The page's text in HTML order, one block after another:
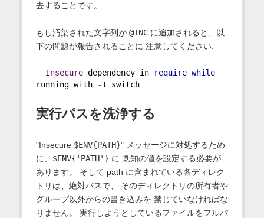
去することです。
もし汚染された文字列が @INCに追加されると、以
下の問題が報告されることに 注意してください:
Insecure dependency in require while
running with
-T switch
実行パスを洗浄する
"Insecure $ENV{PATH}" メッセージに対処するため
に、 $ENV{'PATH'} に 既知の値を設定する必要が
あります。 そして path に含まれている各ディレク
トリは、絶対パスで、 そのディレクトリの所有者や
グループ以外からの書き込みを 禁じていなければな
りません。 実行しようとしているファイルをフルパ